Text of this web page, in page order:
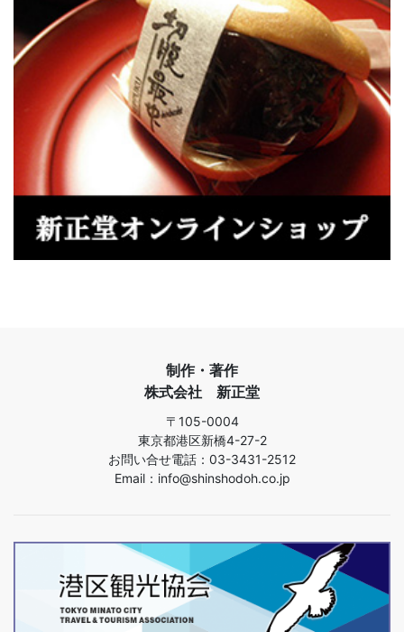
制作・著作
株式会社 新正堂
〒105-0004
東京都港区新橋4-27-2
お問い合せ電話：03-3431-2512
Email：info@shinshodoh.co.jp